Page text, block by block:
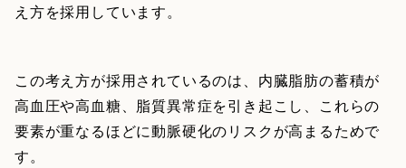
え方を採用しています。
この考え方が採用されているのは、内臓脂肪の蓄積が
高血圧や高血糖、脂質異常症を引き起こし、これらの
要素が重なるほどに動脈硬化のリスクが高まるためで
す。